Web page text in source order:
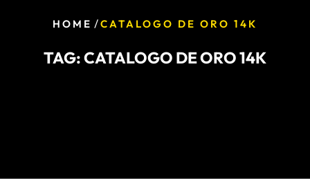
HOME /CATALOGO DE ORO 14K
TAG:CATALOGO DE ORO 14K